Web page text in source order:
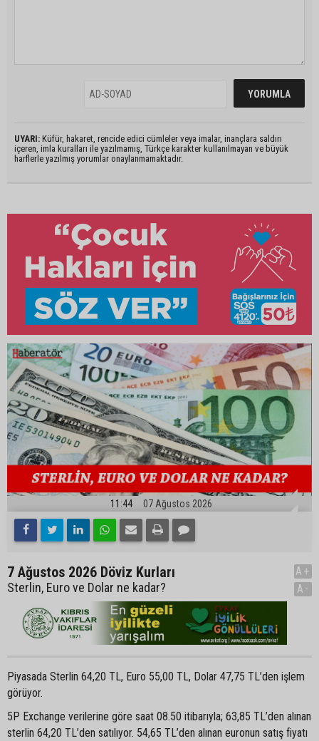
UYARI: Küfür, hakaret, rencide edici cümleler veya imalar, inançlara saldırı
içeren, imla kuralları ile yazılmamış, Türkçe karakter kullanılmayan ve büyük
harflerle yazılmış yorumlar onaylanmamaktadır.
11:44 07 Ağustos 2026
7 Ağustos 2026 Döviz Kurları
Sterlin, Euro ve Dolar ne kadar?
A+
A-
Piyasada Sterlin 64,20 TL, Euro 55,00 TL, Dolar 47,75 TL’den işlem
görüyor.
5P Exchange verilerine göre saat 08.50 itibarıyla; 63,85 TL’den alınan
sterlin 64,20 TL’den satılıyor. 54,65 TL’den alınan euronun satış fiyatı